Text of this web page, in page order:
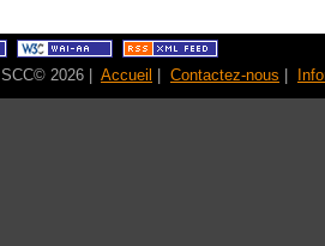
SCC© 2026 | Accueil Contactez-nous